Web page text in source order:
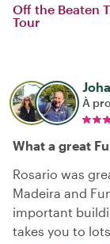
Off the Beaten
Tour
À
What a great
Rosario was
Madeira and
important
takes you to